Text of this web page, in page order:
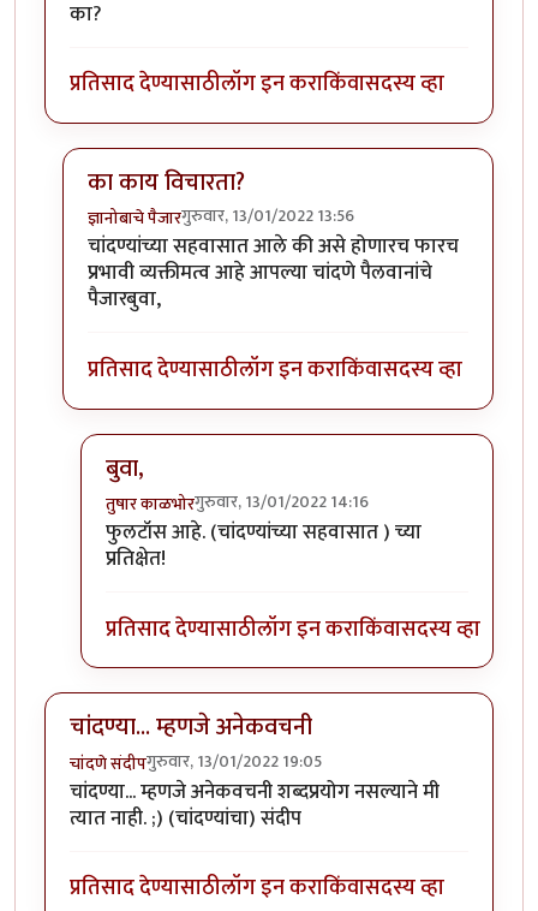
का?
प्रतिसाद देण्यासाठीलॉग इन कराकिंवासदस्य व्हा
का काय विचारता?
ज्ञानोबाचे पैजारगुरुवार, 13/01/2022 13:56
In reply toका?byप्रसाद गोडबोले
चांदण्यांच्या सहवासात आले की असे होणारच फारच
प्रभावी व्यक्तीमत्व आहे आपल्या चांदणे पैलवानांचे
पैजारबुवा,
प्रतिसाद देण्यासाठीलॉग इन कराकिंवासदस्य व्हा
बुवा,
तुषार काळभोरगुरुवार, 13/01/2022 14:16
In reply toका काय विचारता?byज्ञानोबाचे पैजार
फुलटॉस आहे. (चांदण्यांच्या सहवासात ) च्या
प्रतिक्षेत!
प्रतिसाद देण्यासाठीलॉग इन कराकिंवासदस्य व्हा
चांदण्या... म्हणजे अनेकवचनी
चांदणे संदीपगुरुवार, 13/01/2022 19:05
चांदण्या... म्हणजे अनेकवचनी शब्दप्रयोग नसल्याने मी
त्यात नाही. ;) (चांदण्यांचा) संदीप
प्रतिसाद देण्यासाठीलॉग इन कराकिंवासदस्य व्हा